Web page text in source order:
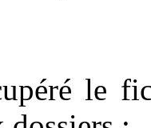
le